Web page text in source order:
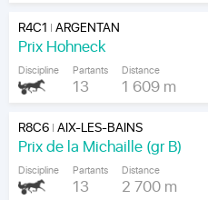
R4C1 |ARGENTAN
Prix Hohneck
Discipline Partants
13
Distance
1 609 m
R8C6|AIX-LES-BAINS
Prix de la Michaille (gr B)
Discipline Partants
13
Distance
2 700 m